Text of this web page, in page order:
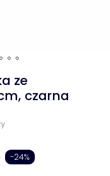
ze
czarna
-24%